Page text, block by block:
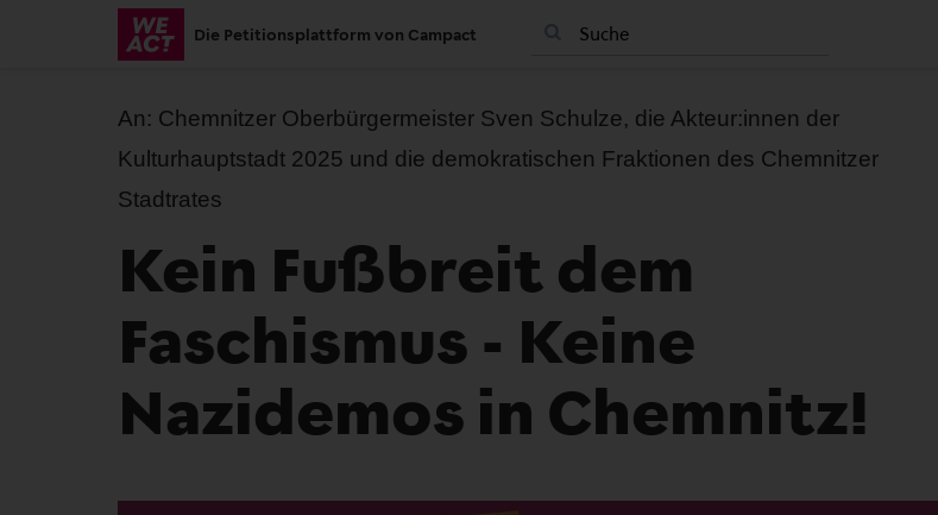
Die Petitionsplattform von Campact
An: Chemnitzer Oberbürgermeister Sven Schulze, die Akteur:innen der
Kulturhauptstadt 2025 und die demokratischen Fraktionen des Chemnitzer
Stadtrates
Kein Fußbreit dem
Faschismus - Keine
Nazidemos in Chemnitz!